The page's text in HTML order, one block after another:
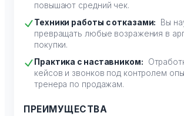
повышают средний чек.
Техники работы с отказами:
Вы
превращать любые возражения в
покупки.
Практика с наставником:
кейсов и звонков под контролем
тренера по продажам.
ПРЕИМУЩЕСТВА